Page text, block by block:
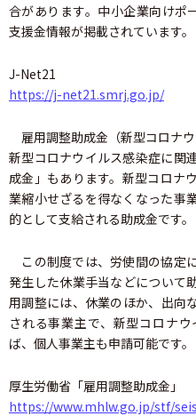
合があります。中小企業向けポ
支援金情報が掲載されています。
J-Net21
https://j-net21.smrj.go.jp/
雇用調整助成金（新型コロナウ
新型コロナウイルス感染症に関
成金」もあります。新型コロナ
業縮小せざるを得なくなった事
的として支給される助成金です。
この制度では、労使間の協定
発生した休業手当などについて
用調整には、休業のほか、出向
される事業主で、新型コロナ
ば、個人事業主も申請可能です。
厚生労働省「雇用調整助成金」
https://www.mhlw.go.jp/stf/